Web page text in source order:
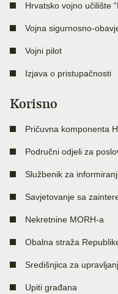
Hrvatsko vojno učilište
Vojna sigurnosno-
Vojni pilot
Izjava o pristupačnosti
Korisno
Pričuvna komponenta
Područni odjeli za
Službenik za
Savjetovanje sa
Nekretnine MORH-a
Obalna straža
Središnjica za
Upiti građana